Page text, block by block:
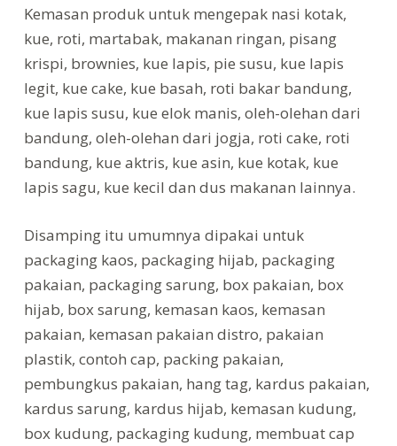
Kemasan produk untuk mengepak nasi kotak,
kue, roti, martabak, makanan ringan, pisang
krispi, brownies, kue lapis, pie susu, kue lapis
legit, kue cake, kue basah, roti bakar bandung,
kue lapis susu, kue elok manis, oleh-olehan dari
bandung, oleh-olehan dari jogja, roti cake, roti
bandung, kue aktris, kue asin, kue kotak, kue
lapis sagu, kue kecil dan dus makanan lainnya.
Disamping itu umumnya dipakai untuk
packaging kaos, packaging hijab, packaging
pakaian, packaging sarung, box pakaian, box
hijab, box sarung, kemasan kaos, kemasan
pakaian, kemasan pakaian distro, pakaian
plastik, contoh cap, packing pakaian,
pembungkus pakaian, hang tag, kardus pakaian,
kardus sarung, kardus hijab, kemasan kudung,
box kudung, packaging kudung, membuat cap